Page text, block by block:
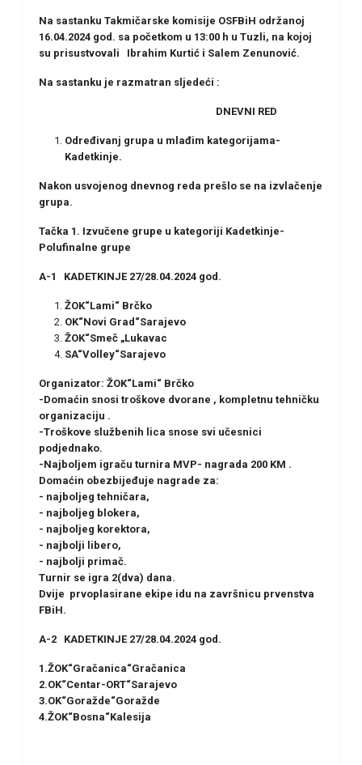
Na sastanku Takmičarske komisije OSFBiH održanoj
16.04.2024 god. sa početkom u 13:00 h u Tuzli, na kojoj
su prisustvovali Ibrahim Kurtić i Salem Zenunović.
Na sastanku je razmatran sljedeći :
DNEVNI RED
Određivanj grupa u mlađim kategorijama-
Kadetkinje.
Nakon usvojenog dnevnog reda prešlo se na izvlačenje
grupa.
Tačka 1. Izvučene grupe u kategoriji Kadetkinje-
Polufinalne grupe
A-1 KADETKINJE 27/28.04.2024 god.
ŽOK“Lami“ Brčko
OK“Novi Grad“Sarajevo
ŽOK“Smeč „Lukavac
SA“Volley“Sarajevo
Organizator: ŽOK“Lami“ Brčko
-Domaćin snosi troškove dvorane , kompletnu tehničku
organizaciju .
-Troškove službenih lica snose svi učesnici
podjednako.
-Najboljem igraču turnira MVP- nagrada 200 KM .
Domaćin obezbijeđuje nagrade za:
- najboljeg tehničara,
- najboljeg blokera,
- najboljeg korektora,
- najbolji libero,
- najbolji primač.
Turnir se igra 2(dva) dana.
Dvije prvoplasirane ekipe idu na završnicu prvenstva
FBiH.
A-2 KADETKINJE 27/28.04.2024 god.
1.ŽOK“Gračanica“Gračanica
2.OK“Centar-ORT“Sarajevo
3.OK“Goražde“Goražde
4.ŽOK“Bosna“Kalesija